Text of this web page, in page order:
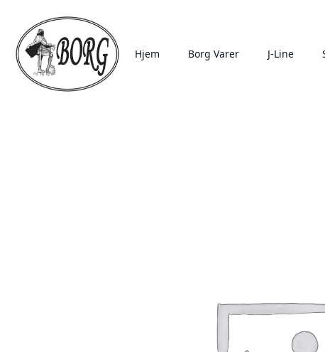
Hjem Borg Varer J-Line